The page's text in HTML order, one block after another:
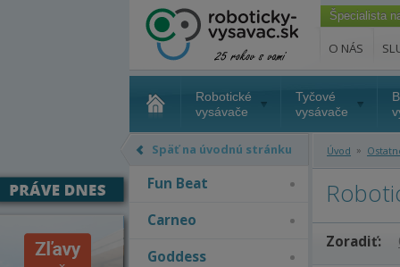
Špecialista
O NÁS
Robotické
vysávače
Tyčové
vysávače
Späť na úvodnú stránku
Fun Beat
Carneo
Goddess
Úvod »
Zoradiť: